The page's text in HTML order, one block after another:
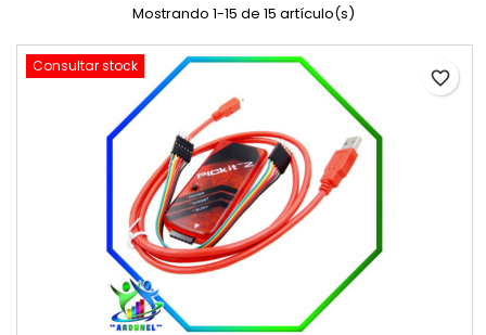
Mostrando 1-15 de 15 artículo(s)
Consultar stock
favorite_border